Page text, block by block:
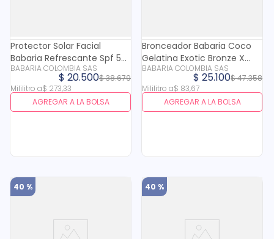
Protector Solar Facial
Babaria Refrescante Spf 50
X 75 Ml
BABARIA COLOMBIA SAS
$38.679
$ 20.500
Mililitro a$ 273,33
AGREGAR A LA BOLSA
Bronceador Babaria Coco
Gelatina Exotic Bronze X
300 Ml
BABARIA COLOMBIA SAS
$47.358
$ 25.100
Mililitro a$ 83,67
AGREGAR A LA BOLSA
40 % 40 %